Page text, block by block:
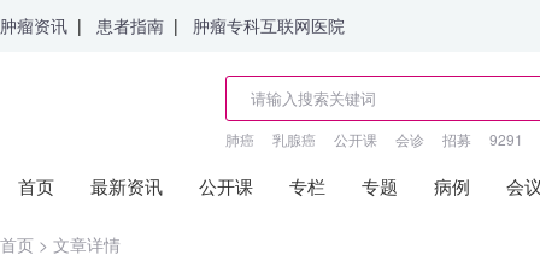
肿瘤资讯 | 患者指南 | 肿瘤专科互联网医院
肺癌 乳腺癌 公开课 会诊 招募 9291
首页 最新资讯 公开课 专栏 专题 病例 会
首页 > 文章详情